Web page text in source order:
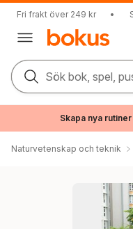
Fri frakt över 249 kr •
Sök bok, spel,
Skapa nya
Naturvetenskap och teknik